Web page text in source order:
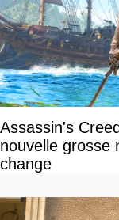
Assassin's
nouvelle grosse
change